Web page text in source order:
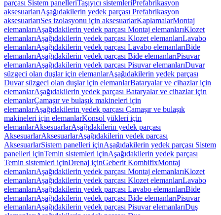
parçası Sistem panelleriTaşıyıcı sistemleriPrefabrikasyon
aksesuarlarıAşağıdakilerin yedek parçası Prefabrikasyon
aksesuarlarıSes izolasyonu için aksesuarlarKaplamalarMontaj
elemanlarıAşağıdakilerin yedek parçası Montaj elemanlarıKlozet
elemanlarıAşağıdakilerin yedek parçası Klozet elemanlarıLavabo
elemanlarıAşağıdakilerin yedek parçası Lavabo elemanlarıBide
elemanlarıAşağıdakilerin yedek parçası Bide elemanlarıPisuvar
elemanlarıAşağıdakilerin yedek parçası Pisuvar elemanlarıDuvar
süzgeci olan duşlar için elemanlarAşağıdakilerin yedek parçası
Duvar süzgeci olan duşlar için elemanlarBataryalar ve cihazlar için
elemanlarAşağıdakilerin yedek parçası Bataryalar ve cihazlar için
elemanlarÇamaşır ve bulaşık makineleri için
elemanlarAşağıdakilerin yedek parçası Çamaşır ve bulaşık
makineleri için elemanlarKonsol yükleri için
elemanlarAksesuarlarAşağıdakilerin yedek parçası
AksesuarlarAksesuarlarAşağıdakilerin yedek parçası
AksesuarlarSistem panelleri içinAşağıdakilerin yedek parçası Sistem
panelleri içinTemin sistemleri içinAşağıdakilerin yedek parçası
Temin sistemleri içinDrenaj içinGeberit KombifixMontaj
elemanlarıAşağıdakilerin yedek parçası Montaj elemanlarıKlozet
elemanlarıAşağıdakilerin yedek parçası Klozet elemanlarıLavabo
elemanlarıAşağıdakilerin yedek parçası Lavabo elemanlarıBide
elemanlarıAşağıdakilerin yedek parçası Bide elemanlarıPisuvar
elemanlarıAşağıdakilerin yedek parçası Pisuvar elemanlarıDuş